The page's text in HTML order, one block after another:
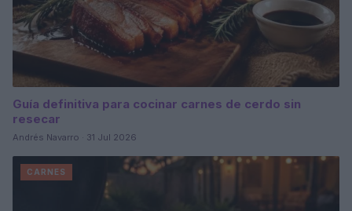
Guía definitiva para cocinar carnes de cerdo sin
resecar
Andrés Navarro · 31 Jul 2026
CARNES